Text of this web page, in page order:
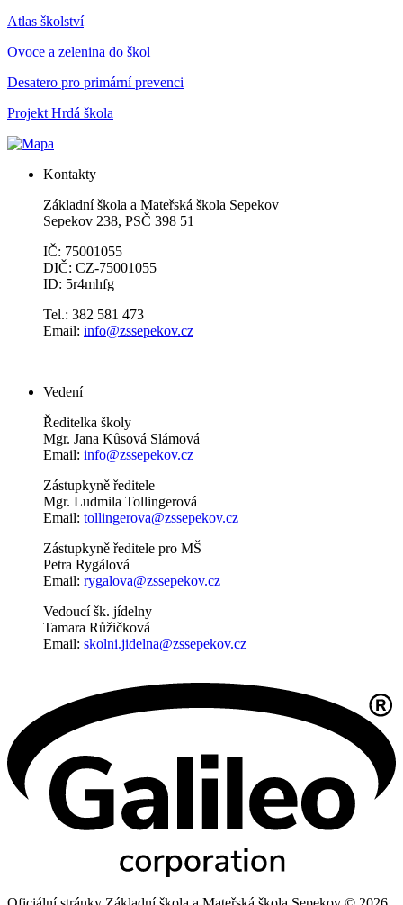
Atlas školství
Ovoce a zelenina do škol
Desatero pro primární prevenci
Projekt Hrdá škola
Kontakty
Základní škola a Mateřská škola Sepekov
Sepekov 238, PSČ 398 51
IČ: 75001055
DIČ: CZ-75001055
ID: 5r4mhfg
Tel.: 382 581 473
Email: info@zssepekov.cz
Vedení
Ředitelka školy
Mgr. Jana Kůsová Slámová
Email: info@zssepekov.cz
Zástupkyně ředitele
Mgr. Ludmila Tollingerová
Email: tollingerova@zssepekov.cz
Zástupkyně ředitele pro MŠ
Petra Rygálová
Email: rygalova@zssepekov.cz
Vedoucí šk. jídelny
Tamara Růžičková
Email: skolni.jidelna@zssepekov.cz